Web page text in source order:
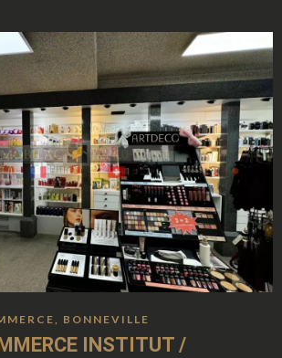
BONNEVILLE
INSTITUT /